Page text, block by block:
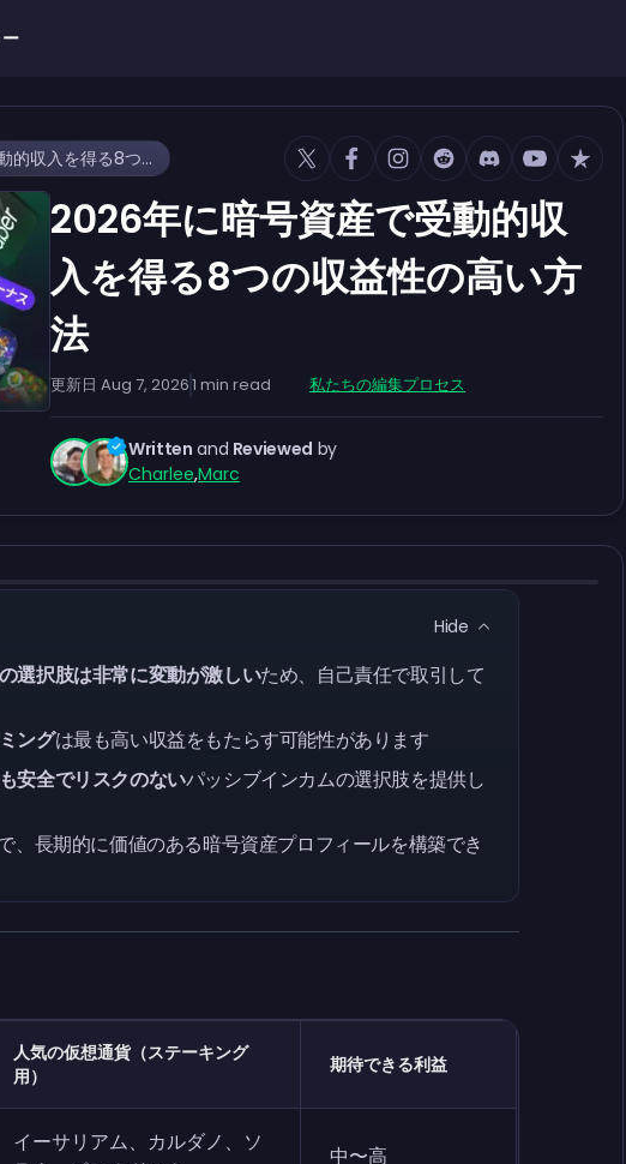
2026年に暗号資産で受動的収入を得る8つの収益性の高い方法
2026年に暗号資産で受動的収
入を得る8つの収益性の高い方
法
更新日 Aug 7, 20261 min read 私たちの編集プロセス
Written and Reviewed by
Charlee,Marc
Hide
選択肢は非常に変動が激しいため、自己責任で取引して
ングは最も高い収益をもたらす可能性があります
安全でリスクのないパッシブインカムの選択肢を提供し
、長期的に価値のある暗号資産プロフィールを構築でき
人気の仮想通貨（ステーキング
用）
期待できる利益
イーサリアム、カルダノ、ソ
中〜高